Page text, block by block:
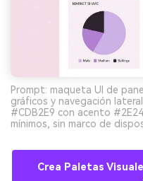
Prompt: maqueta UI de
gráficos y navegación
#CDB2E9 con acento
mínimos, sin marco de
Crea Paletas